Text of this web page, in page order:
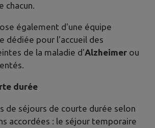
chacun.
également d'une équipe
dédiée pour l'accueil des
de la maladie d'Alzheimer ou
durée
de séjours de courte durée selon
accordées : le séjour temporaire